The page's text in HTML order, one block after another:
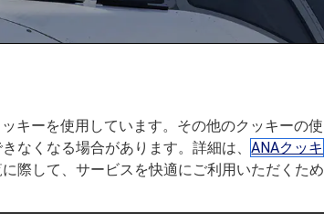
OC）
キーを使用しています。その他のクッキーの使
なくなる場合があります。詳細は、ANAクッキ
際して、サービスを快適にご利用いただくため